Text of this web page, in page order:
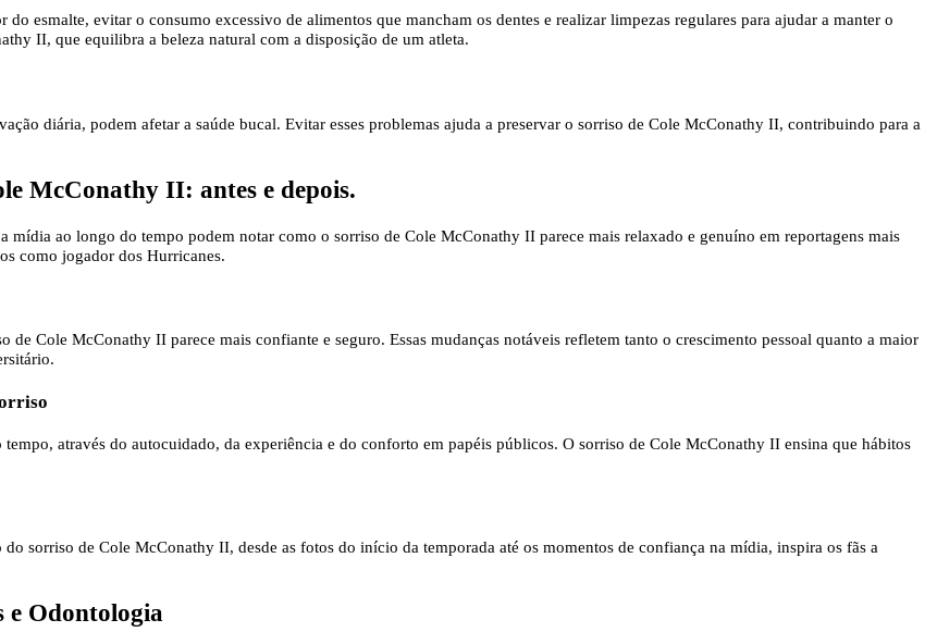
esmalte, evitar o consumo excessivo de alimentos que mancham os dentes e realizar limpezas regulares para ajudar a manter o
II, que equilibra a beleza natural com a disposição de um atleta.
diária, podem afetar a saúde bucal. Evitar esses problemas ajuda a preservar o sorriso de Cole McConathy II, contribuindo para a
McConathy II: antes e depois.
ao longo do tempo podem notar como o sorriso de Cole McConathy II parece mais relaxado e genuíno em reportagens mais
como jogador dos Hurricanes.
de Cole McConathy II parece mais confiante e seguro. Essas mudanças notáveis ​​refletem tanto o crescimento pessoal quanto a maior
através do autocuidado, da experiência e do conforto em papéis públicos. O sorriso de Cole McConathy II ensina que hábitos
sorriso de Cole McConathy II, desde as fotos do início da temporada até os momentos de confiança na mídia, inspira os fãs a
e Odontologia